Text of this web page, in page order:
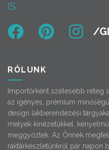
IS:
RÓLUNK
Importőrként szélesebb réteg
az igényes, prémium
design lakberendezési
melyek kinézetükkel,
meggyőztek. Az Önnek
raktárkészletünkről pár napon